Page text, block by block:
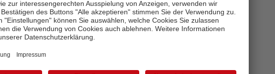
Sie Ihre Wandbilder direkt.
Jetzt gestalten